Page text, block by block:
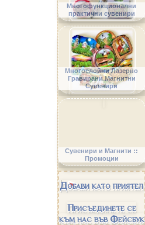
Многофункционални
практични сувенири
Многослойни Лазерно
Гравирани Магнитни
Сувенири
Сувенири и Магнити ::
Промоции
Добави като приятел
Присъединете се
към нас във Фейсбук